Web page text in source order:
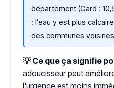
département (Gard :
: l'eau y est plus
des communes
💡 Ce que ça signifie
adoucisseur peut
l'urgence est moins